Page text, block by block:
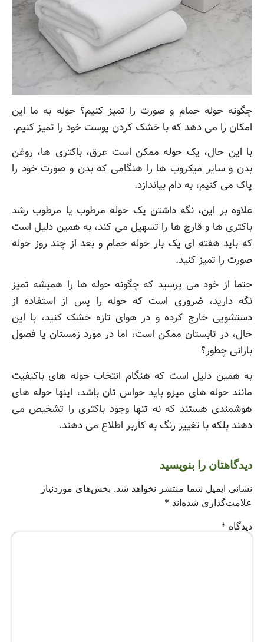
چگونه حوله حمام و صورت را تمیز کنیم؟ حوله به ما این
امکان را می دهد که با خشک کردن پوست خود را تمیز کنیم.
با این حال، یک حوله ممکن است عرق، باکتری ها، روغن
بدن و سایر میکروب ها را هنگامی که بدن و صورت خود را
پاک می کنیم، به دام بیاندازد.
علاوه بر این، نگه داشتن یک حوله مرطوب یا مرطوب رشد
باکتری ها و قارچ ها را تسهیل می کند، به همین دلیل است
که باید هفته ای یک بار حوله حمام و بعد از چند روز حوله
صورت را تمیز کنید.
حتما از خود می پرسید که چگونه حوله ها را همیشه تمیز
نگه دارید، ضروری است که حوله را پس از استفاده از
دستشویی خارج کرده و در هوای تازه خشک کنید، با این
حال، در تابستان ممکن است، اما در مورد زمستان یا فصول
بارانی چطور؟
به همین دلیل است که هنگام انتخاب حوله های باکیفیت
مانند حوله های میزو باید حواس تان باشد، اینها حوله های
هوشمندی هستند که نه تنها وجود باکتری را تشخیص می
دهند بلکه با تغییر رنگ به کاربر اطلاع می دهند.
دیدگاهتان را بنویسید
نشانی ایمیل شما منتشر نخواهد شد. بخش‌های موردنیاز
علامت‌گذاری شده‌اند *
دیدگاه *